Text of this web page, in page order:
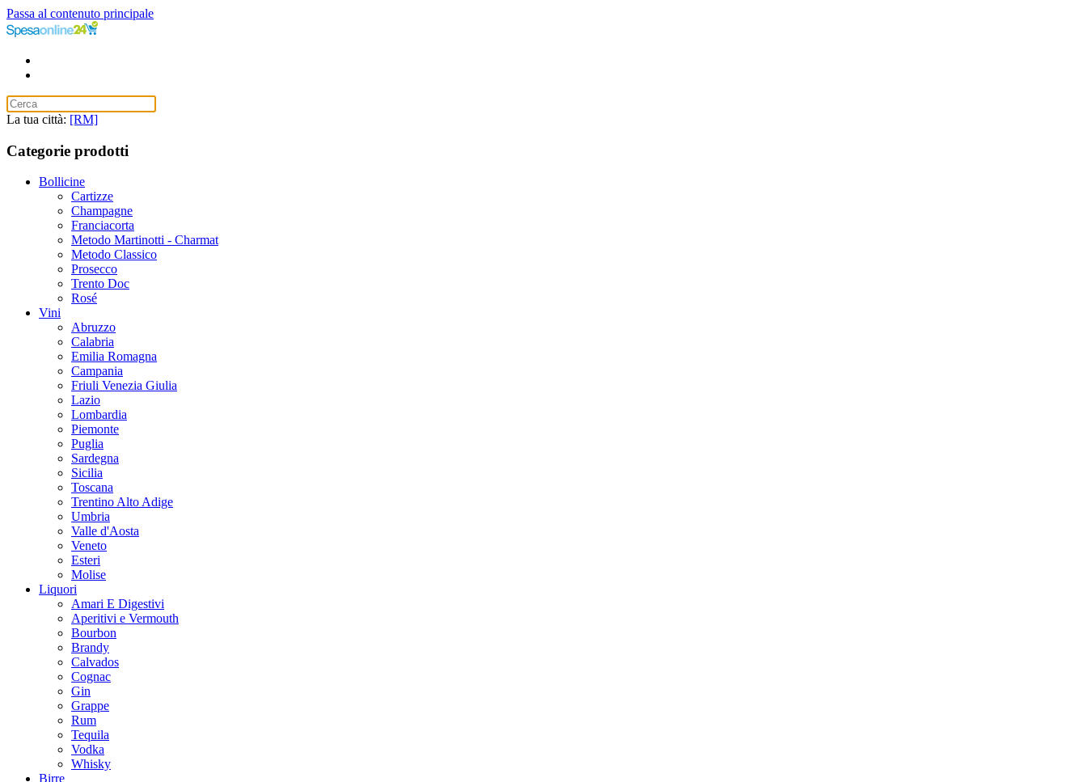
Passa al contenuto principale
La tua città: [RM]
Categorie prodotti
Bollicine
Cartizze
Champagne
Franciacorta
Metodo Martinotti - Charmat
Metodo Classico
Prosecco
Trento Doc
Rosé
Vini
Abruzzo
Calabria
Emilia Romagna
Campania
Friuli Venezia Giulia
Lazio
Lombardia
Piemonte
Puglia
Sardegna
Sicilia
Toscana
Trentino Alto Adige
Umbria
Valle d'Aosta
Veneto
Esteri
Molise
Liquori
Amari E Digestivi
Aperitivi e Vermouth
Bourbon
Brandy
Calvados
Cognac
Gin
Grappe
Rum
Tequila
Vodka
Whisky
Birre